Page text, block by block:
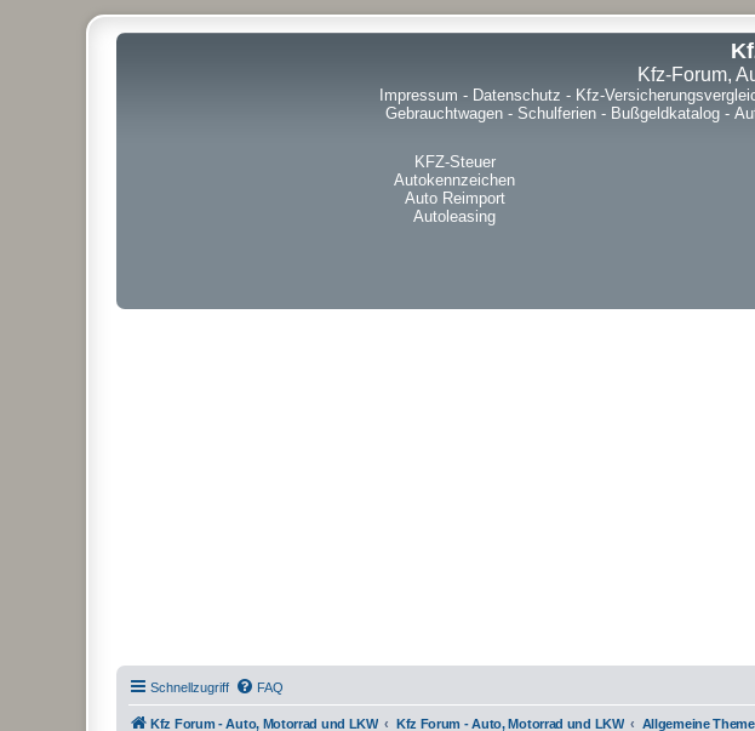
Kfz-Forum,
Impressum - Datenschutz - Kfz-
Gebrauchtwagen - Schulferien - Bußgeldkatalog -
KFZ-Steuer
Autokennzeichen
Auto Reimport
Autoleasing
Schnellzugriff FAQ
Kfz Forum - Auto, Motorrad und LKW Kfz Forum - Auto, Motorrad und LKW Allgemeine